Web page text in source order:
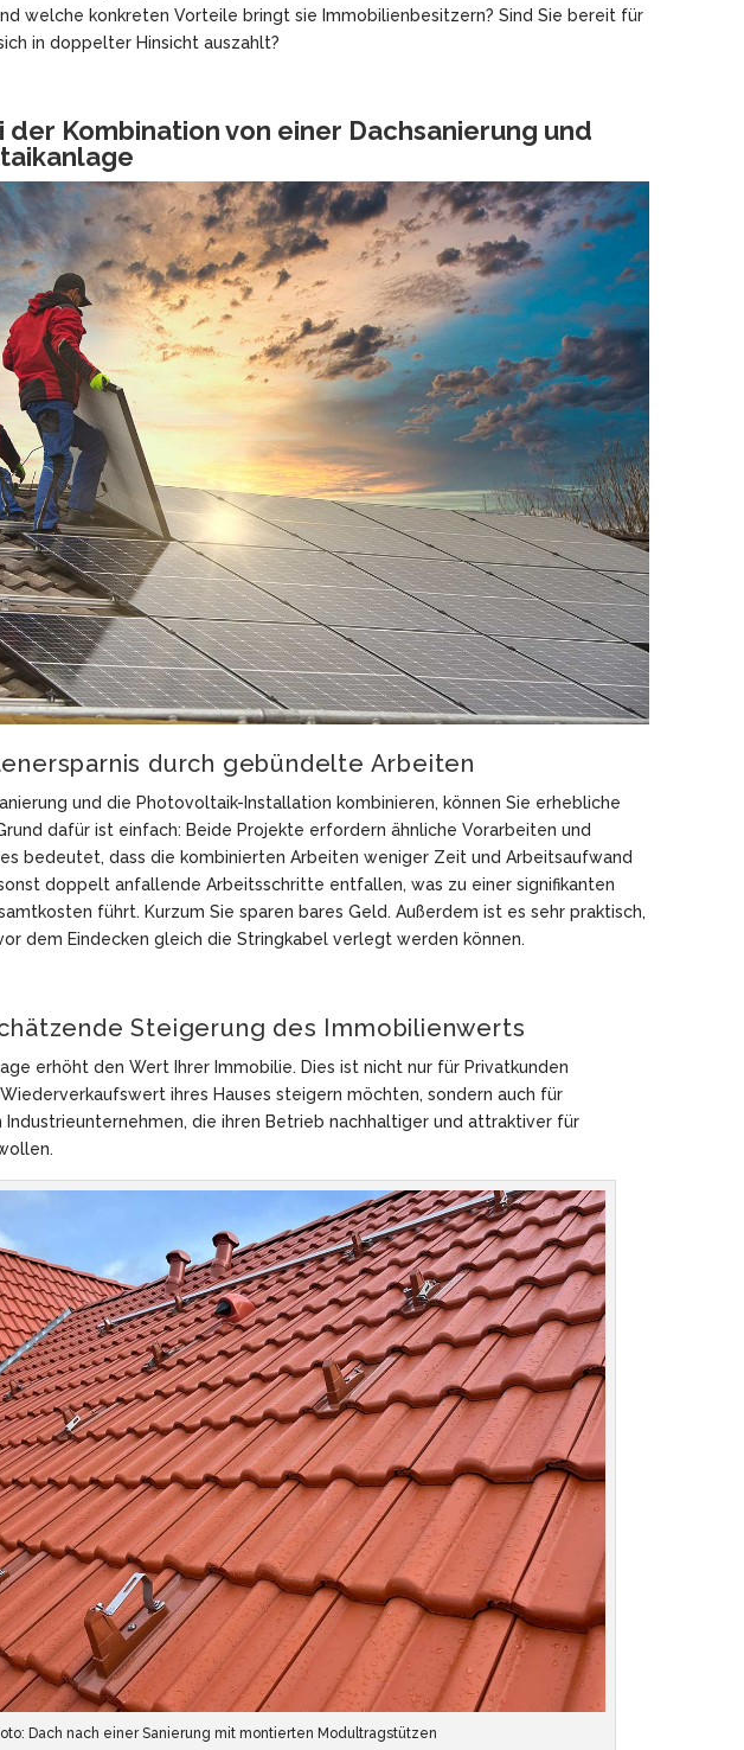
welche konkreten Vorteile bringt sie Immobilienbesitzern? Sind Sie bereit für
in doppelter Hinsicht auszahlt?
der Kombination von einer Dachsanierung und
durch gebündelte Arbeiten
und die Photovoltaik-Installation kombinieren, können Sie erhebliche
dafür ist einfach: Beide Projekte erfordern ähnliche Vorarbeiten und
bedeutet, dass die kombinierten Arbeiten weniger Zeit und Arbeitsaufwand
doppelt anfallende Arbeitsschritte entfallen, was zu einer signifikanten
führt. Kurzum Sie sparen bares Geld. Außerdem ist es sehr praktisch,
dem Eindecken gleich die Stringkabel verlegt werden können.
Steigerung des Immobilienwerts
erhöht den Wert Ihrer Immobilie. Dies ist nicht nur für Privatkunden
ihres Hauses steigern möchten, sondern auch für
die ihren Betrieb nachhaltiger und attraktiver für
Dach nach einer Sanierung mit montierten Modultragstützen